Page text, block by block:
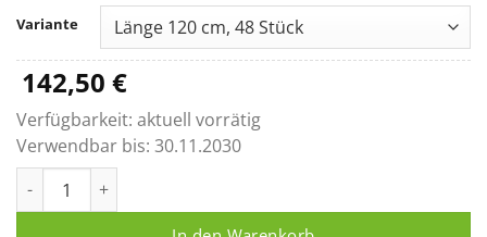
bis
179,90 €
Variante
142,50 €
Verfügbarkeit: aktuell vorrätig
Verwendbar bis: 30.11.2030